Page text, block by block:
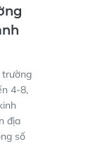
trường
4-8,
địa
số